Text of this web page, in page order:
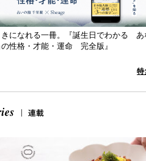
きになれる一冊。『誕生日でわかる あ
性格・才能・運命 完全版』
特